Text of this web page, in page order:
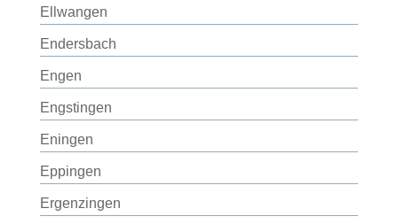
Ellwangen
Endersbach
Engen
Engstingen
Eningen
Eppingen
Ergenzingen